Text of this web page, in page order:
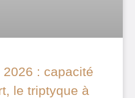
: capacité
le triptyque à